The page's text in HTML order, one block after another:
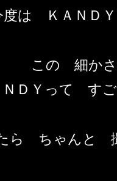
度は ＫＡＮＤ
この 細か
ＮＤＹって す
ら ちゃんと